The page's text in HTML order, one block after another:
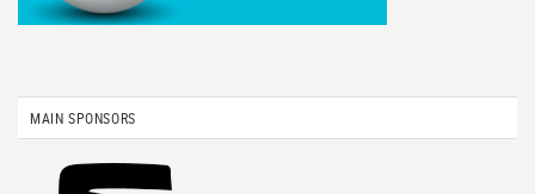
MAIN SPONSORS